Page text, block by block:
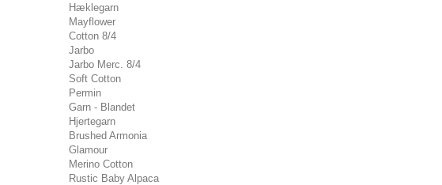
Hæklegarn
Mayflower
Cotton 8/4
Jarbo
Jarbo Merc. 8/4
Soft Cotton
Permin
Garn - Blandet
Hjertegarn
Brushed Armonia
Glamour
Merino Cotton
Rustic Baby Alpaca